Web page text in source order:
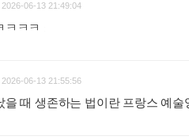
2026-06-13 21:49:04
ㅋㅋㅋ
2026-06-13 21:55:56
을 때 생존하는 법이란 프랑스 예